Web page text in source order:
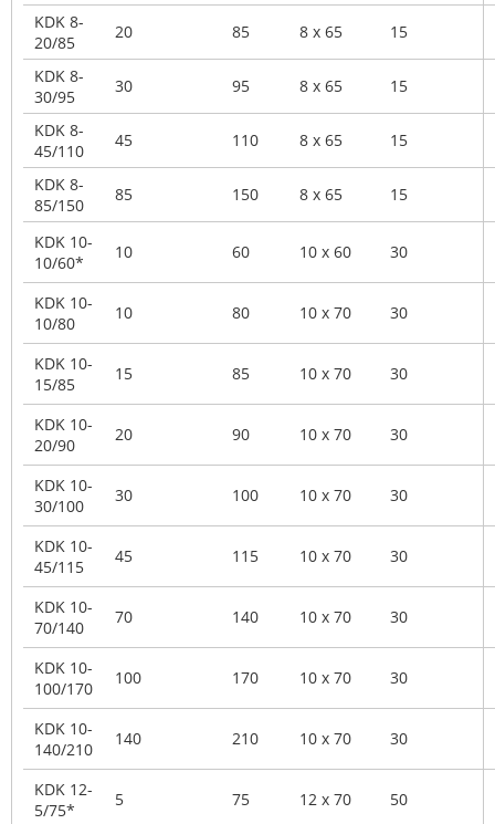
KDK 8-
20/85
20 85 8 x 65 15
KDK 8-
30/95
30 95 8 x 65 15
KDK 8-
45/110
45 110 8 x 65 15
KDK 8-
85/150
85 150 8 x 65 15
KDK 10-
10/60*
10 60 10 x 60 30
KDK 10-
10/80
10 80 10 x 70 30
KDK 10-
15/85
15 85 10 x 70 30
KDK 10-
20/90
20 90 10 x 70 30
KDK 10-
30/100
30 100 10 x 70 30
KDK 10-
45/115
45 115 10 x 70 30
KDK 10-
70/140
70 140 10 x 70 30
KDK 10-
100/170
100 170 10 x 70 30
KDK 10-
140/210
140 210 10 x 70 30
KDK 12-
5/75*
5 75 12 x 70 50